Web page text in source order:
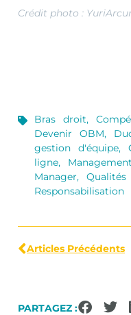
Crédit photo :
Bras droit,
Devenir OBM,
gestion d'équipe,
ligne,
Manager,
Responsabilisation
Articles Précédents
PARTAGEZ :